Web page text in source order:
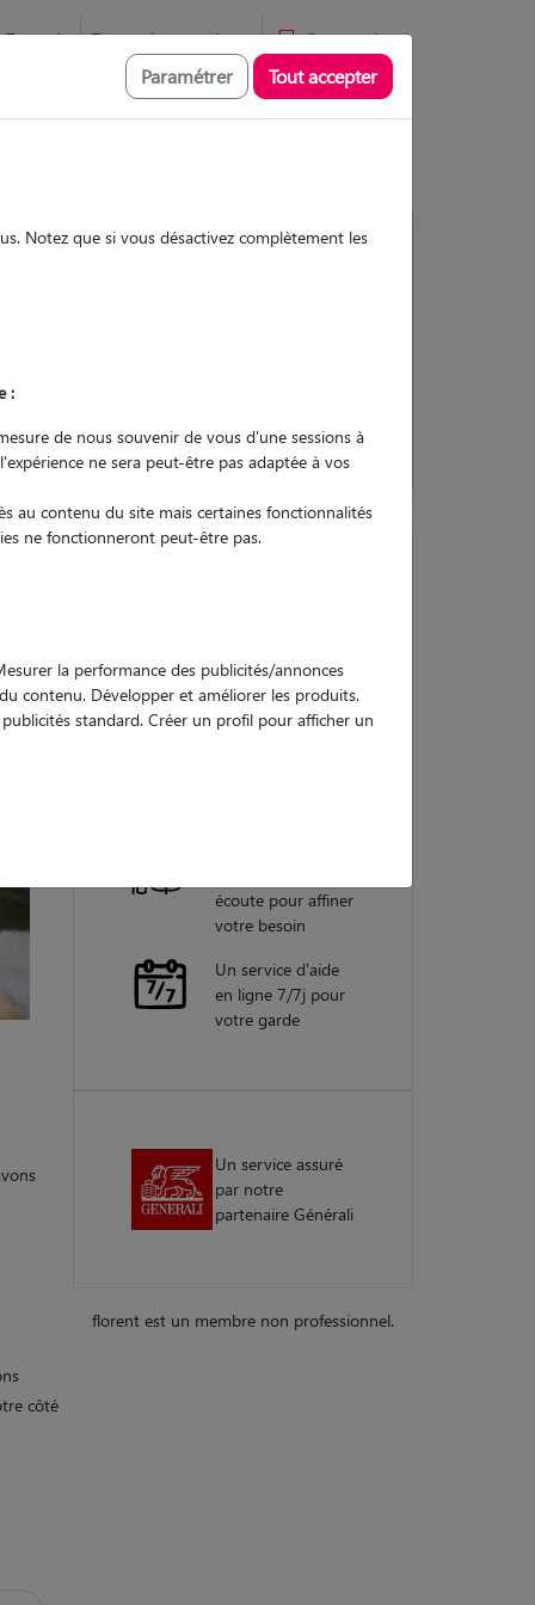
Favoris Devenir pet sitter Connexion
côté
garanties
écoute pour affiner
votre besoin
Un service d'aide
en ligne 7/7j pour
votre garde
Un service assuré
par notre
partenaire Générali
florent est un membre non professionnel.
Paramétrer Tout accepter
Notez que si vous désactivez complètement les
:
de nous souvenir de vous d'une sessions à
ne sera peut-être pas adaptée à vos
au contenu du site mais certaines fonctionnalités
ne fonctionneront peut-être pas.
la performance des publicités/annonces
contenu. Développer et améliorer les produits.
standard. Créer un profil pour afficher un